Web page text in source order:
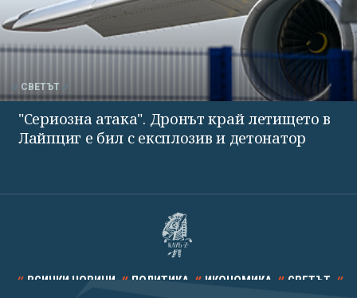
СВЕТЪТ
"Сериозна атака". Дронът край летището в
Лайпциг е бил с експлозив и детонатор
ВСИЧКИ НОВИНИ ПОЛИТИКА ИКОНОМИКА СВЕТЪТ